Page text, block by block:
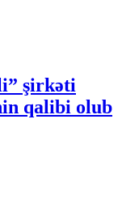
şirkəti
qalibi olub